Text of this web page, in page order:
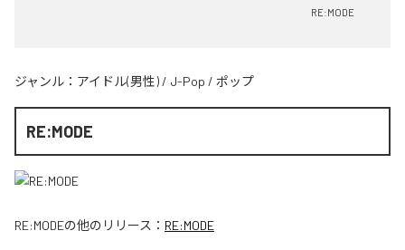
RE:MODE
ジャンル： アイドル(男性) / J-Pop / ポップ
RE:MODE
RE:MODEの他のリリース： RE:MODE